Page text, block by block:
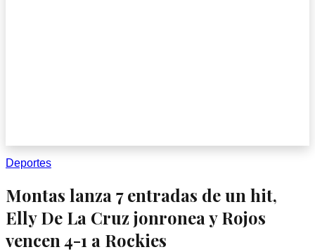
Deportes
Montas lanza 7 entradas de un hit,
Elly De La Cruz jonronea y Rojos
vencen 4-1 a Rockies